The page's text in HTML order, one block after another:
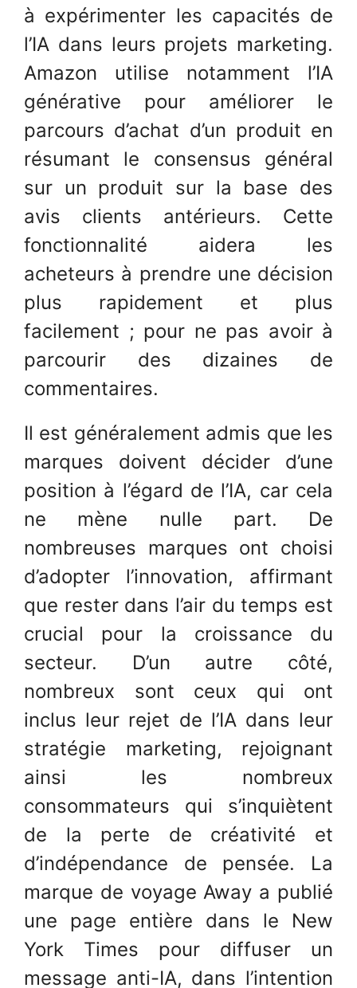
à expérimenter les capacités de
l’IA dans leurs projets marketing.
Amazon utilise notamment l’IA
générative pour améliorer le
parcours d’achat d’un produit en
résumant le consensus général
sur un produit sur la base des
avis clients antérieurs. Cette
fonctionnalité aidera les
acheteurs à prendre une décision
plus rapidement et plus
facilement ; pour ne pas avoir à
parcourir des dizaines de
commentaires.
Il est généralement admis que les
marques doivent décider d’une
position à l’égard de l’IA, car cela
ne mène nulle part. De
nombreuses marques ont choisi
d’adopter l’innovation, affirmant
que rester dans l’air du temps est
crucial pour la croissance du
secteur. D’un autre côté,
nombreux sont ceux qui ont
inclus leur rejet de l’IA dans leur
stratégie marketing, rejoignant
ainsi les nombreux
consommateurs qui s’inquiètent
de la perte de créativité et
d’indépendance de pensée. La
marque de voyage Away a publié
une page entière dans le New
York Times pour diffuser un
message anti-IA, dans l’intention